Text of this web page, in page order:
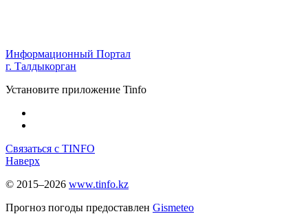
Информационный Портал
г. Талдыкорган
Установите приложение Tinfo
Связаться с TINFO
Наверх
© 2015–2026 www.tinfo.kz
Прогноз погоды предоставлен Gismeteo